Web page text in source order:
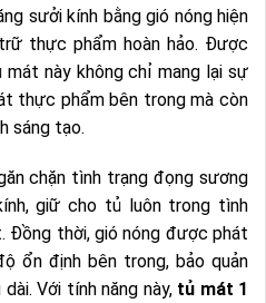
sưởi kính bằng gió nóng hiện
thực phẩm hoàn hảo. Được
này không chỉ mang lại sự
thực phẩm bên trong mà còn
sáng tạo.
chặn tình trạng đọng sương
giữ cho tủ luôn trong tình
Đồng thời, gió nóng được phát
ổn định bên trong, bảo quản
Với tính năng này, tủ mát 1